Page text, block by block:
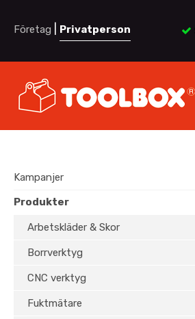
Företag Privatperson
Kampanjer
Produkter
Arbetskläder & Skor
Borrverktyg
CNC verktyg
Fuktmätare